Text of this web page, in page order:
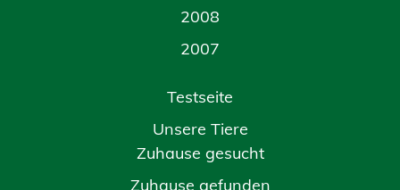
2008
2007
Testseite
Unsere Tiere
Zuhause gesucht
Zuhause gefunden